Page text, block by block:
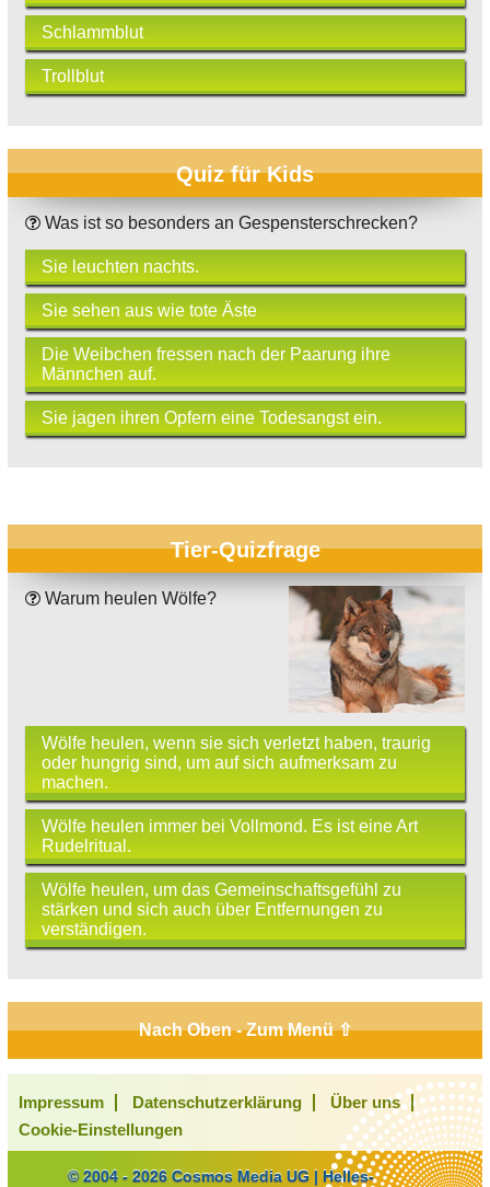
Schlammblut
Trollblut
Quiz für Kids
Was ist so besonders an Gespensterschrecken?
Sie leuchten nachts.
Sie sehen aus wie tote Äste
Die Weibchen fressen nach der Paarung ihre
Männchen auf.
Sie jagen ihren Opfern eine Todesangst ein.
Tier-Quizfrage
Warum heulen Wölfe?
Wölfe heulen, wenn sie sich verletzt haben, traurig
oder hungrig sind, um auf sich aufmerksam zu
machen.
Wölfe heulen immer bei Vollmond. Es ist eine Art
Rudelritual.
Wölfe heulen, um das Gemeinschaftsgefühl zu
stärken und sich auch über Entfernungen zu
verständigen.
Nach Oben - Zum Menü ⇧
Impressum Datenschutzerklärung
Über uns
Cookie-Einstellungen
© 2004 - 2026 Cosmos Media UG | Helles-